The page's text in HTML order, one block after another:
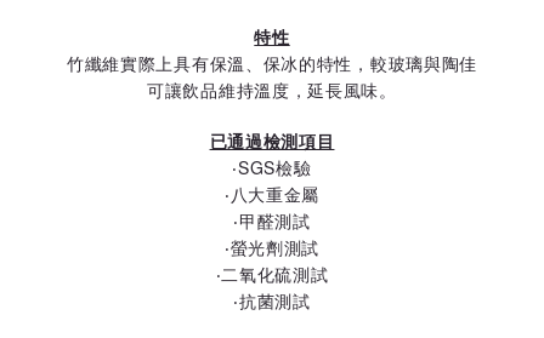
特性
竹纖維實際上具有保溫、保冰的特性，較玻璃與陶佳
可讓飲品維持溫度，延長風味。
已通過檢測項目
‧SGS檢驗
‧八大重金屬
‧甲醛測試
‧螢光劑測試
‧二氧化硫測試
‧抗菌測試